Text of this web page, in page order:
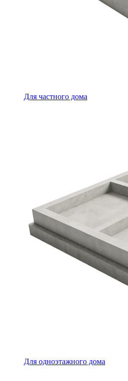
Для частного дома
Для одноэтажного дома